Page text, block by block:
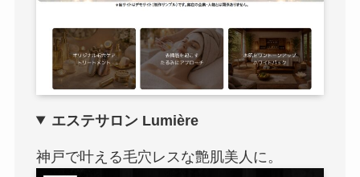
エステサロン Lumière
神戸で叶える毛穴レスな艶肌美人に。